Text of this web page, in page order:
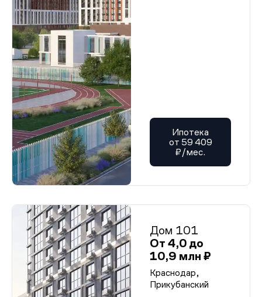
Ипотека
от 59 409
₽/мес.
Дом 101
От 4,0 до
10,9 млн ₽
Краснодар,
Прикубанский